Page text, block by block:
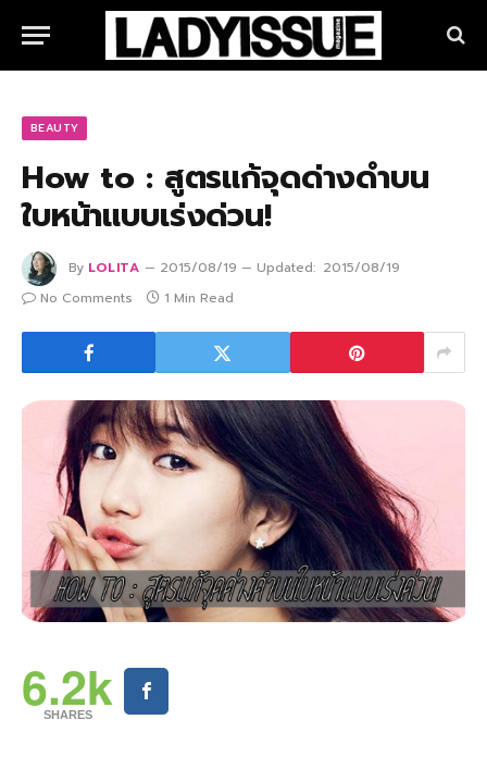
BEAUTY
How to : สูตรแก้จุดด่างดำบน
ใบหน้าแบบเร่งด่วน!
By LOLITA 2015/08/19 Updated: 2015/08/19
No Comments
1 Min Read
6.2k
SHARES